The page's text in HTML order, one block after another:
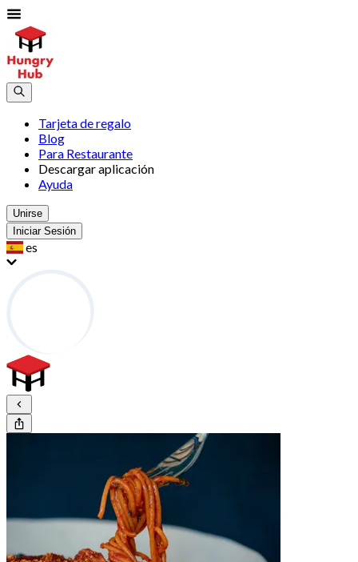
Tarjeta de regalo
Blog
Para Restaurante
Descargar aplicación
Ayuda
Unirse
Iniciar Sesión
es